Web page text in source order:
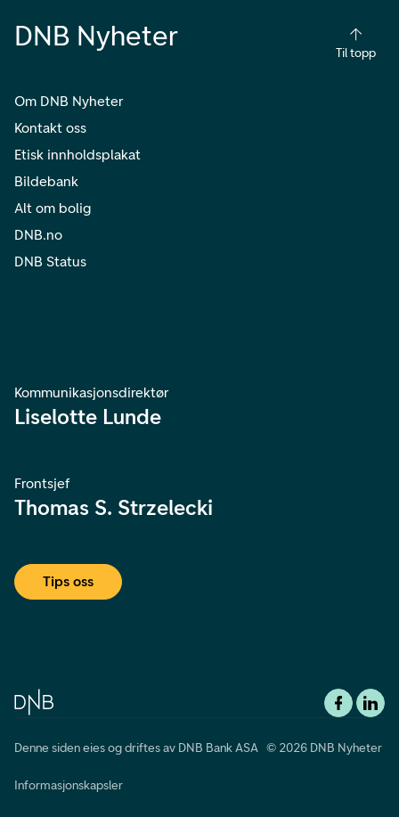
DNB Nyheter
Til topp
Om DNB Nyheter
Kontakt oss
Etisk innholdsplakat
Bildebank
Alt om bolig
DNB.no
DNB Status
Kommunikasjonsdirektør
Liselotte Lunde
Frontsjef
Thomas S. Strzelecki
Tips oss
Denne siden eies og driftes av DNB Bank ASA © 2026 DNB Nyheter
Informasjonskapsler